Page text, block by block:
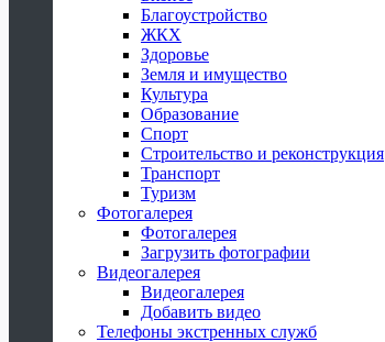
Благоустройство
ЖКХ
Здоровье
Земля и имущество
Культура
Образование
Спорт
Строительство и реконструкция
Транспорт
Туризм
Фотогалерея
Фотогалерея
Загрузить фотографии
Видеогалерея
Видеогалерея
Добавить видео
Телефоны экстренных служб